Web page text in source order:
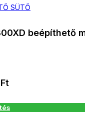
SÜTŐ
beépíthető
Ft